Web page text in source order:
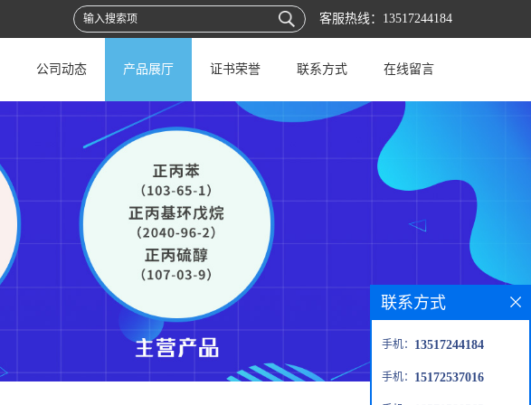
客服热线： 13517244184
公司动态 产品展厅 证书荣誉 联系方式 在线留言
联系方式
手机： 13517244184
手机： 15172537016